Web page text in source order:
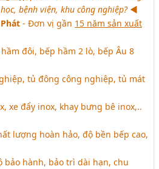
bệnh viện, khu công nghiệp?◄
- Đơn vị gần 15 năm sản xuất
đôi, bếp hầm 2 lò, bếp Âu 8
tủ đông công nghiệp, tủ mát
xe đẩy inox, khay bưng bê inox,..
lượng hoàn hảo, độ bền bếp cao,
bảo hành, bảo trì dài hạn, chu